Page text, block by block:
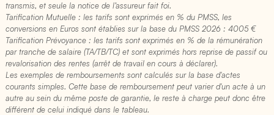
transmis, et seule la notice de l’assureur fait foi.
Tarification Mutuelle : les tarifs sont exprimés en % du PMSS, les
conversions en Euros sont établies sur la base du PMSS 2026 : 4005 €​
Tarification Prévoyance : les tarifs sont exprimés en % de la rémunération
par tranche de salaire (TA/TB/TC) et sont exprimés hors reprise de passif ou
revalorisation des rentes (arrêt de travail en cours à déclarer).
Les exemples de remboursements sont calculés sur la base d'actes
courants simples. Cette base de remboursement peut varier d'un acte à un
autre au sein du même poste de garantie, le reste à charge peut donc être
différent de celui indiqué dans le tableau.